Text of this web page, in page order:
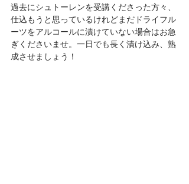
過去にシュトーレンを受講くださった方々、
仕込もうと思っているけれどまだドライフル
ーツをアルコールに漬けていない場合はお急
ぎくださいませ。一日でも長く漬け込み、熟
成させましょう！